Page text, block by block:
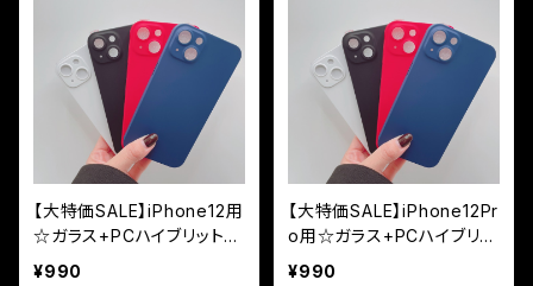
【大特価SALE】iPhone12用
☆ガラス+PCハイブリット3
60度全面ケース
¥990
【大特価SALE】iPhone12Pr
o用☆ガラス+PCハイブリッ
ト360度全面ケース
¥990